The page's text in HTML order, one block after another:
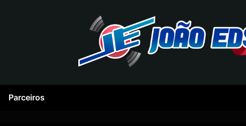
Parceiros